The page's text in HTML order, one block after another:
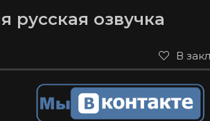
русская озвучка
В